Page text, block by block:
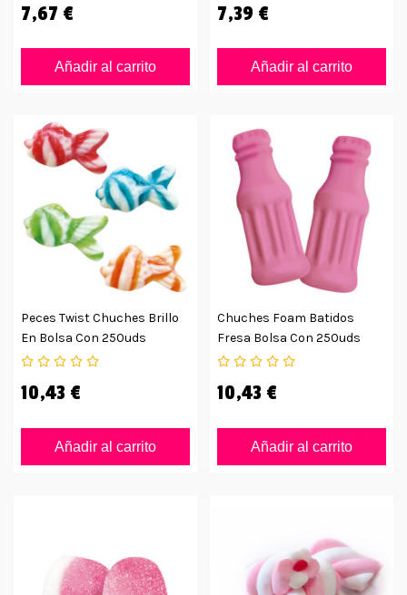
7,67 €
Añadir al carrito
7,39 €
Añadir al carrito
Peces Twist Chuches Brillo
En Bolsa Con 250uds
10,43 €
Añadir al carrito
Chuches Foam Batidos
Fresa Bolsa Con 250uds
10,43 €
Añadir al carrito